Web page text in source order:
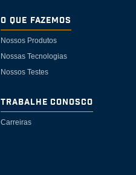
O Que Fazemos
Nossos Produtos
Nossas Tecnologias
Nossos Testes
Trabalhe Conosco
Carreiras